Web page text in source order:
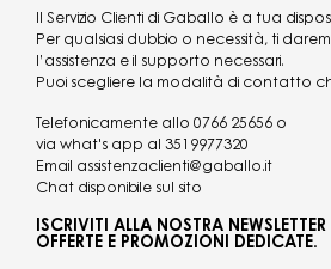
Il Servizio Clienti di Gaballo è a tua
Per qualsiasi dubbio o necessità, ti
l’assistenza e il supporto necessari.
Puoi scegliere la modalità di contatto
Telefonicamente allo 0766 25656 o
via what's app al 3519977320
Email assistenzaclienti@gaballo.it
Chat disponibile sul sito
ISCRIVITI ALLA NOSTRA NEWSLETTER
OFFERTE E PROMOZIONI DEDICATE.